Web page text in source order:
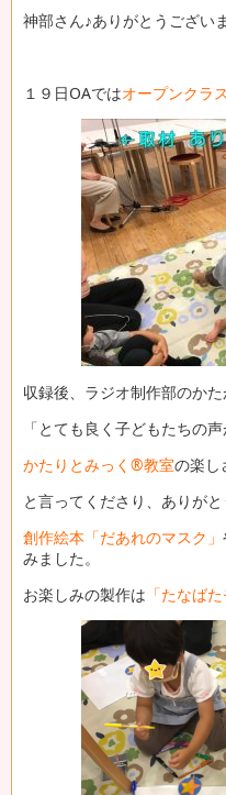
神部さん♪ありがとうございま
１９日OAではオープンクラス
収録後、ラジオ制作部のか
「とても良く子どもたちの
かたりとみっく®教室の楽し
と言ってくださり、ありがと
創作絵本「だあれのマスク」
みました。
お楽しみの製作は 「たなば